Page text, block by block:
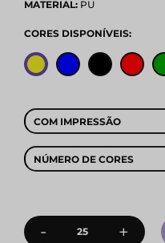
MATERIAL: PU
CORES DISPONÍVEIS:
COM IMPRESSÃO
NÚMERO DE CORES
- +